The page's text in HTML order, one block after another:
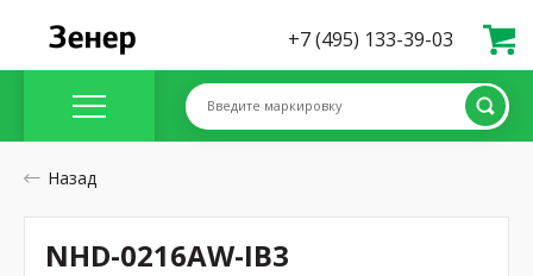
+7 (495) 133-39-03
Введите маркировку
Назад
NHD-0216AW-IB3